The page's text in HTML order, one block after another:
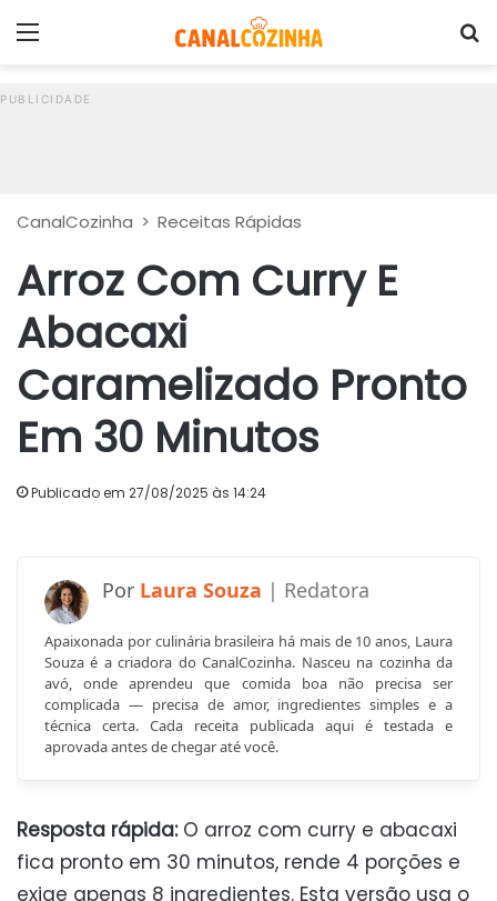
CanalCozinha > Receitas Rápidas
Arroz Com Curry E
Abacaxi
Caramelizado Pronto
Em 30 Minutos
Publicado em 27/08/2025 às 14:24
Laura Souza
Apaixonada por culinária brasileira há mais de 10 anos, Laura
Souza é a criadora do CanalCozinha. Nasceu na cozinha da
avó, onde aprendeu que comida boa não precisa ser
complicada — precisa de amor, ingredientes simples e a
técnica certa. Cada receita publicada aqui é testada e
aprovada antes de chegar até você.
Resposta rápida:O arroz com curry e abacaxi
fica pronto em 30 minutos, rende 4 porções e
exige apenas 8 ingredientes. Esta versão usa o